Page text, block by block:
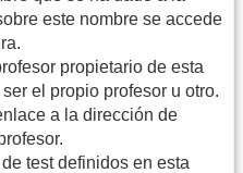
este nombre se accede
propietario de esta
el propio profesor u otro.
a la dirección de
de test definidos en esta